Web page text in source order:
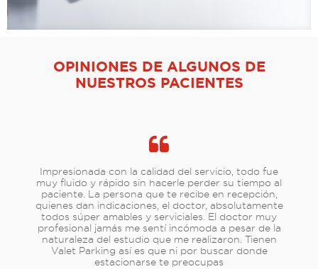
OPINIONES DE ALGUNOS DE
NUESTROS PACIENTES
Impresionada con la calidad del servicio, todo fue
muy fluido y rápido sin hacerle perder su tiempo al
paciente. La persona que te recibe en recepción,
quienes dan indicaciones, el doctor, absolutamente
todos súper amables y serviciales. El doctor muy
profesional jamás me sentí incómoda a pesar de la
naturaleza del estudio que me realizaron. Tienen
Valet Parking así es que ni por buscar donde
estacionarse te preocupas